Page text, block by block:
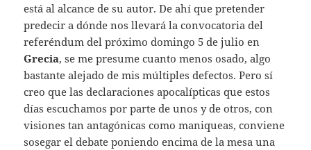
está al alcance de su autor. De ahí que pretender
predecir a dónde nos llevará la convocatoria del
referéndum del próximo domingo 5 de julio en
Grecia, se me presume cuanto menos osado, algo
bastante alejado de mis múltiples defectos. Pero sí
creo que las declaraciones apocalípticas que estos
días escuchamos por parte de unos y de otros, con
visiones tan antagónicas como maniqueas, conviene
sosegar el debate poniendo encima de la mesa una